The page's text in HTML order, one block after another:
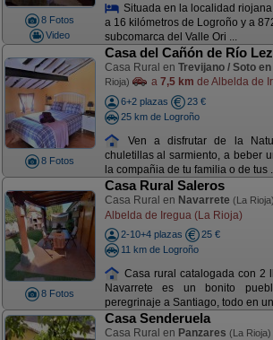
8 Fotos
Video
Situada en la localidad
a 16 kilómetros de Logroño y a
subcomarca del Valle Ori ...
8 Fotos
Casa del Cañón de Río
Casa Rural en Trevijano / Soto
Rioja)
a 7,5 km de Albelda de
6+2 plazas
23 €
25 km de Logroño
Ven a disfrutar de la
chuletillas al sarmiento, a beber
la compañia de tu familia o de tus
8 Fotos
Casa Rural Saleros
Casa Rural en Navarrete (La Rioja)
Albelda de Iregua (La Rioja)
2-10+4 plazas
25 €
11 km de Logroño
Casa rural catalogada con 2
Navarrete es un bonito
peregrinaje a Santiago, todo en
Casa Senderuela
Casa Rural en Panzares (La Rioja)